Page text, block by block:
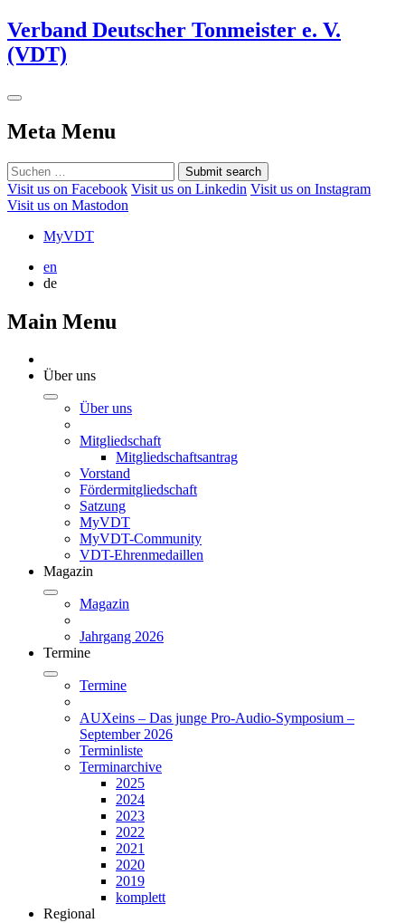
Verband Deutscher Tonmeister e. V.
(VDT)
Meta Menu
Submit search
Visit us on Facebook Visit us on Linkedin Visit us on Instagram
Visit us on Mastodon
MyVDT
en
de
Main Menu
Über uns
Über uns
Mitgliedschaft
Mitgliedschaftsantrag
Vorstand
Fördermitgliedschaft
Satzung
MyVDT
MyVDT-Community
VDT-Ehrenmedaillen
Magazin
Magazin
Jahrgang 2026
Termine
Termine
AUXeins – Das junge Pro-Audio-Symposium –
September 2026
Terminliste
Terminarchive
2025
2024
2023
2022
2021
2020
2019
komplett
Regional